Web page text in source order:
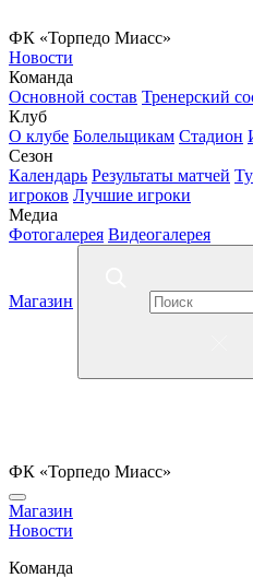
ФК «Торпедо Миасс»
Новости
Команда
Основной состав Тренерский
Клуб
О клубе Болельщикам Стадион
Сезон
Календарь Результаты матчей
игроков Лучшие игроки
Медиа
Фотогалерея Видеогалерея
Магазин
ФК «Торпедо Миасс»
Магазин
Новости
Команда